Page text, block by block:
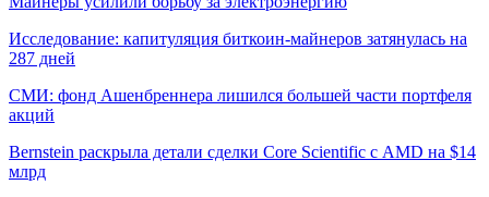
Исследование: капитуляция биткоин-майнеров затянулась на
287 дней
СМИ: фонд Ашенбреннера лишился большей части портфеля
акций
Bernstein раскрыла детали сделки Core Scientific с AMD на $14
млрд